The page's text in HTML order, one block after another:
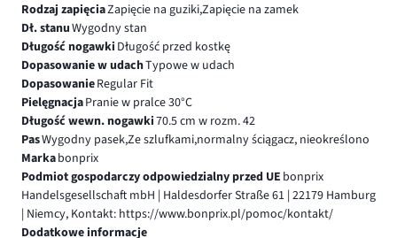
Rodzaj zapięciaZapięcie na guziki,Zapięcie na zamek
Dł. stanuWygodny stan
Długość nogawki Długość przed kostkę
Dopasowanie w udachTypowe w udach
DopasowanieRegular Fit
PielęgnacjaPranie w pralce 30°C
Długość wewn. nogawki70.5 cm w rozm. 42
PasWygodny pasek,Ze szlufkami,normalny ściągacz, nieokreślono
Markabonprix
Podmiot gospodarczy odpowiedzialny przed UE bonprix
Handelsgesellschaft mbH | Haldesdorfer Straße 61 | 22179 Hamburg
| Niemcy, Kontakt: https://www.bonprix.pl/pomoc/kontakt/
Dodatkowe informacje